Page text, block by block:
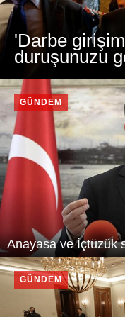
'Darbe
duruşunuzu
GÜNDEM
Anayasa ve İçtüzük
GÜNDEM